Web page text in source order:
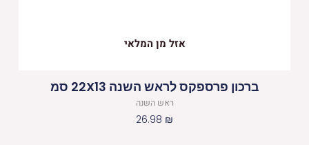
אזל מן המלאי
ברכון פרספקס לראש השנה 22X13 סמ
ראש השנה
26.98 ₪